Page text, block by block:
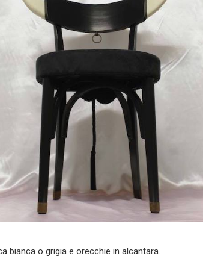
bianca o grigia e orecchie in alcantara.